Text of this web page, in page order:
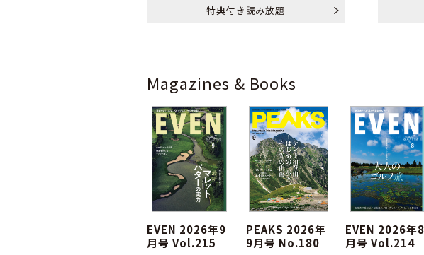
特典付き読み放題
Magazines & Books
EVEN 2026年9
月号 Vol.215
PEAKS 2026年
9月号 No.180
EVEN 2026年8
月号 Vol.214